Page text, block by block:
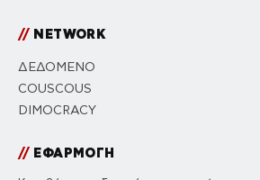
//NETWORK
ΔΕΔΟΜΕΝΟ
COUSCOUS
DIMOCRACY
//ΕΦΑΡΜΟΓΗ